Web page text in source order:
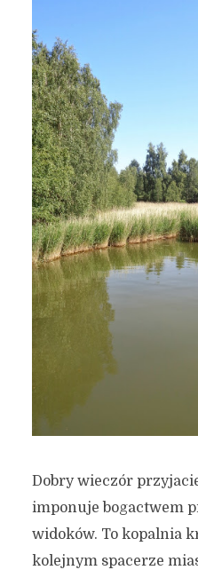
Dobry wieczór
imponuje bogactwem
widoków. To kopalnia
kolejnym spacerze